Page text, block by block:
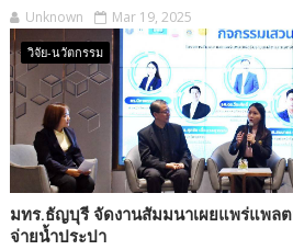
Unknown Mar 19, 2025
วิจัย-นวัตกรรม
มทร.ธัญบุรี จัดงานสัมมนาเผยแพร่แพล
จ่ายน้ำประปา